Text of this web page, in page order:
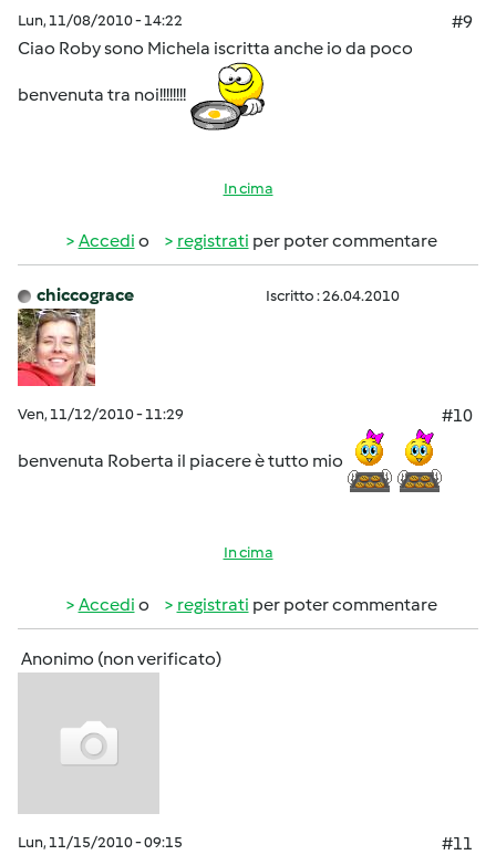
Lun, 11/08/2010 - 14:22
#9
Ciao Roby sono Michela iscritta anche io da poco
benvenuta tra noi!!!!!!!!
In cima
Accedi o registrati per poter commentare
chiccograce Iscritto : 26.04.2010
Ven, 11/12/2010 - 11:29 #10
benvenuta Roberta il piacere è tutto mio
In cima
Accedi o registrati per poter commentare
Anonimo (non verificato)
Lun, 11/15/2010 - 09:15
#11